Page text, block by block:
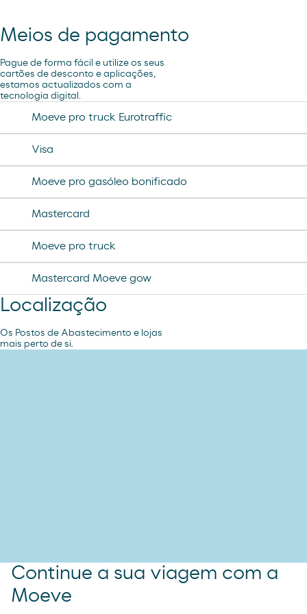
tampax compak
desodorante spray axe
coca cao shake
minifuet sticks
jamon curado navidul
chorizo revilla
helado magnun
helado calippo
Meios de pagamento
Pague de forma fácil e utilize os seus
cartões de desconto e aplicações,
estamos actualizados com a
tecnologia digital.
Moeve pro truck Eurotraffic
Visa
Moeve pro gasóleo bonificado
Mastercard
Moeve pro truck
Mastercard Moeve gow
Localização
Os Postos de Abastecimento e lojas
mais perto de si.
Continue a sua viagem com a
Moeve